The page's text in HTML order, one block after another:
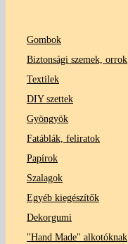
Gombok
Biztonsági szemek, orrok
Textilek
DIY szettek
Gyöngyök
Fatáblák, feliratok
Papírok
Szalagok
Egyéb kiegészítők
Dekorgumi
"Hand Made" alkotóknak